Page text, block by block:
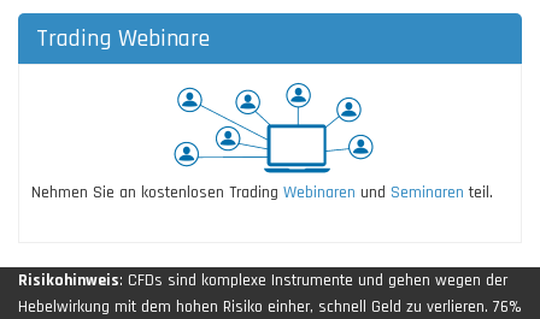
Trading Webinare
Nehmen Sie an kostenlosen Trading Webinaren und Seminaren teil.
Risikohinweis: CFDs sind komplexe Instrumente und gehen wegen der
Hebelwirkung mit dem hohen Risiko einher, schnell Geld zu verlieren. 76%